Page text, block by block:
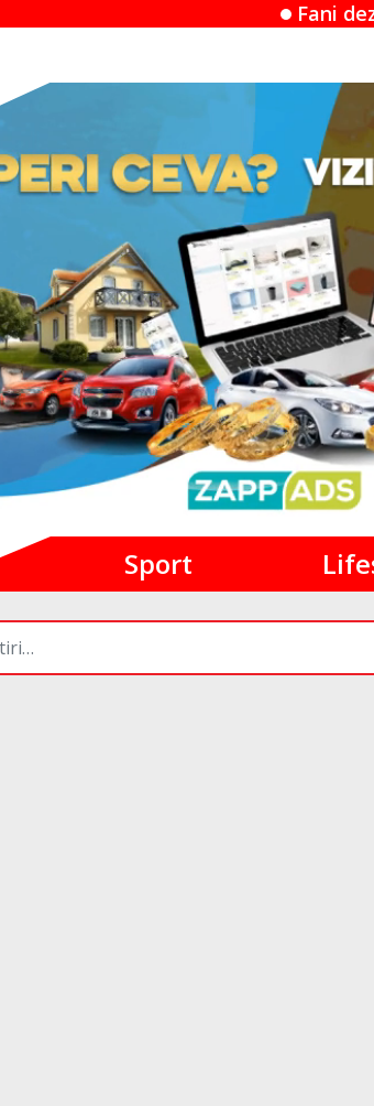
Fani dezamăgiți: Nunți
Sport